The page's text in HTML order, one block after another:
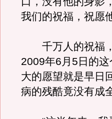
我们的祝福，祝愿
千万人的祝福，
2009年6月5日的
大的愿望就是早日
病的残酷竟没有成